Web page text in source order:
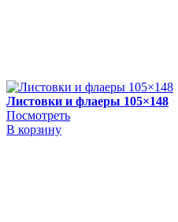
Листовки и флаеры 105×148
Посмотреть
В корзину